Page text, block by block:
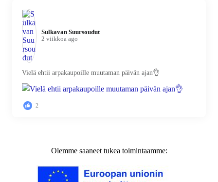
Sulkavan Suursoudut️
2 viikkoa ago
Vielä ehtii arpakaupoille muutaman päivän ajan👌
2
Olemme saaneet tukea toimintaamme: